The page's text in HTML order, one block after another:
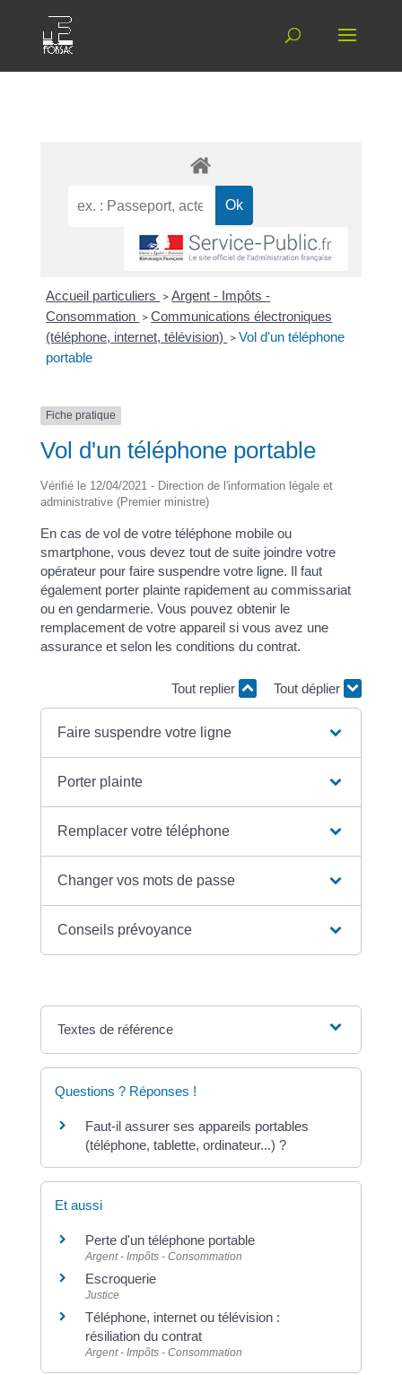
Accueil particuliers >Argent - Impôts -
Consommation >Communications électroniques
(téléphone, internet, télévision) >Vol d'un téléphone
portable
Fiche pratique
Vol d'un téléphone portable
Vérifié le 12/04/2021 - Direction de l'information légale et
administrative (Premier ministre)
En cas de vol de votre téléphone mobile ou
smartphone, vous devez tout de suite joindre votre
opérateur pour faire suspendre votre ligne. Il faut
également porter plainte rapidement au commissariat
ou en gendarmerie. Vous pouvez obtenir le
remplacement de votre appareil si vous avez une
assurance et selon les conditions du contrat.
Tout replier Tout déplier
Faire suspendre votre ligne
Porter plainte
Remplacer votre téléphone
Changer vos mots de passe
Conseils prévoyance
Textes de référence
Questions ? Réponses !
Faut-il assurer ses appareils portables
(téléphone, tablette, ordinateur...) ?
Et aussi
Perte d'un téléphone portable
Argent - Impôts - Consommation
Escroquerie
Justice
Téléphone, internet ou télévision :
résiliation du contrat
Argent - Impôts - Consommation